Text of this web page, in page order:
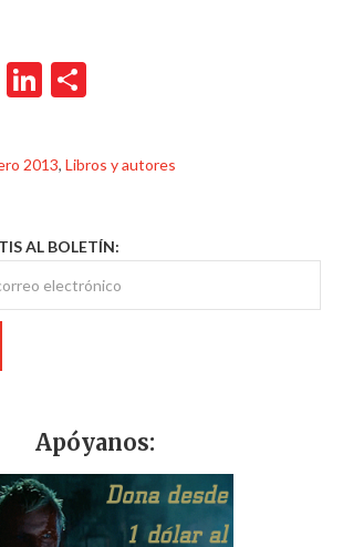
TwitterLinkedIn
2013, Libros y autores
AL BOLETÍN:
Apóyanos: